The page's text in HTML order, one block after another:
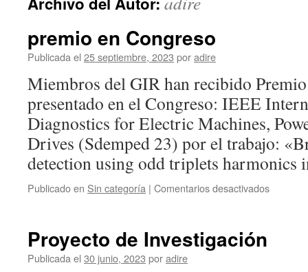
premio en Congreso
Publicada el 25 septiembre, 2023 poradire
Miembros del GIR han recibido
presentado en el Congreso: IEEE
Diagnostics for Electric Machines,
Drives (Sdemped 23) por el trabajo:
detection using odd triplets
Publicado en Sin categoría | Comentarios desactivadosen
Proyecto de Investigación
Publicada el 30 junio, 2023 poradire